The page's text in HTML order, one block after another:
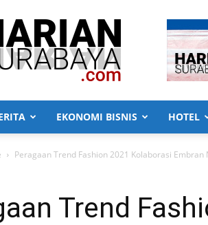
Harian
Surabaya
EKONOMI BISNIS HOTEL
Peragaan Trend Fashion 2021 Kolaborasi Embran
Trend